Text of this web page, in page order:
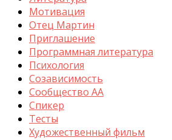
Мотивация
Отец Мартин
Приглашение
Программная литература
Психология
Созависимость
Сообщество АА
Спикер
Тесты
Художественный фильм